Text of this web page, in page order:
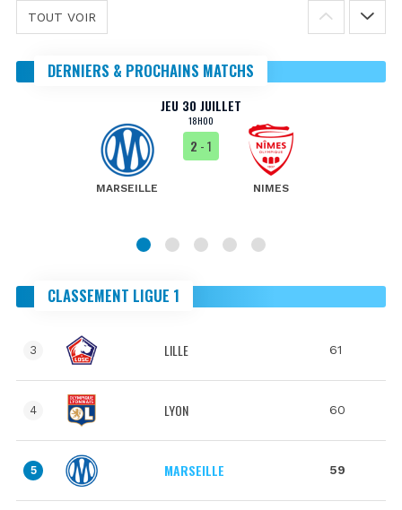
TOUT VOIR
DERNIERS & PROCHAINS MATCHS
JEU 30 JUILLET
18H00
MARSEILLE
2 - 1
NIMES
CLASSEMENT LIGUE 1
3 LILLE 61
4 LYON 60
5 MARSEILLE 59